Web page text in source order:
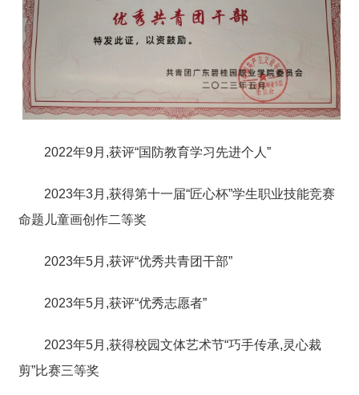
2022年9月,获评“国防教育学习先进个人”
2023年3月,获得第十一届“匠心杯”学生职业技能竞赛
命题儿童画创作二等奖
2023年5月,获评“优秀共青团干部”
2023年5月,获评“优秀志愿者”
2023年5月,获得校园文体艺术节“巧手传承,灵心裁
剪”比赛三等奖